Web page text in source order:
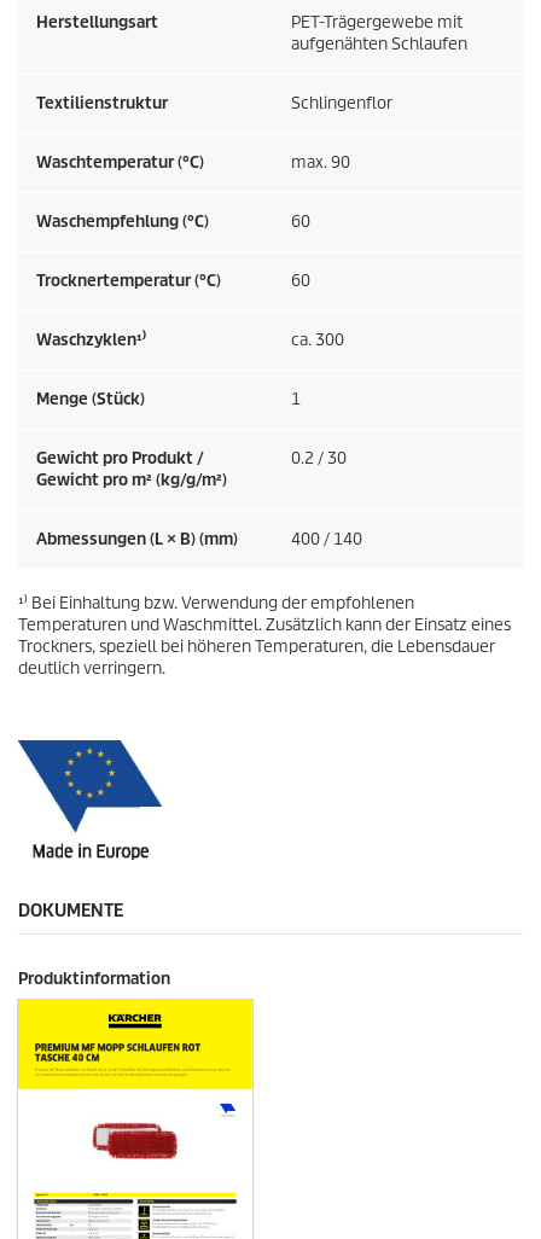
Herstellungsart
PET-Trägergewebe mit
aufgenähten Schlaufen
Textilienstruktur Schlingenflor
Waschtemperatur (°C) max. 90
Waschempfehlung (°C) 60
Trocknertemperatur (°C) 60
Waschzyklen¹⁾ ca. 300
Menge (Stück) 1
Gewicht pro Produkt /
Gewicht pro m² (kg/g/m²)
0.2 / 30
Abmessungen (L × B) (mm) 400 / 140
¹⁾ Bei Einhaltung bzw. Verwendung der empfohlenen
Temperaturen und Waschmittel. Zusätzlich kann der Einsatz eines
Trockners, speziell bei höheren Temperaturen, die Lebensdauer
deutlich verringern.
DOKUMENTE
Produktinformation